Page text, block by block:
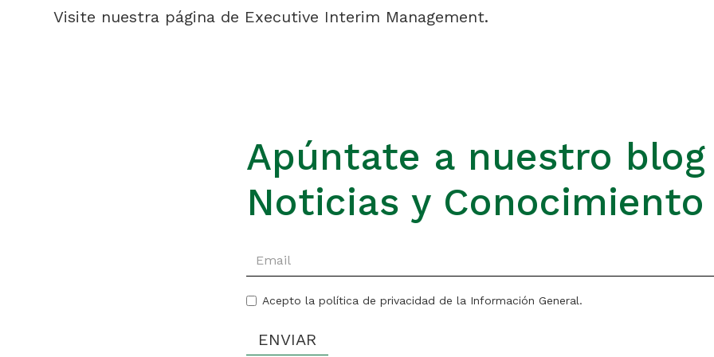
Visite nuestra página de Executive Interim Management.
Apúntate a nuestro
Noticias y Conocimiento
Acepto la política de privacidad de la Información General.